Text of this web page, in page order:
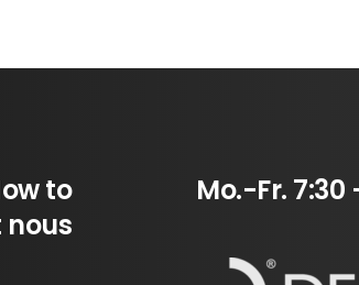
to
nous
Mo.-Fr. 7:30